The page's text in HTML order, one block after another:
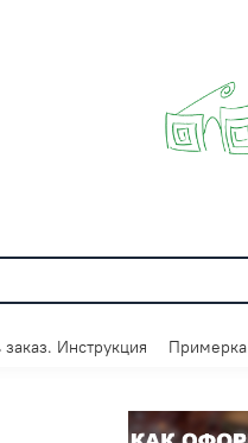
Инструкция Примерка